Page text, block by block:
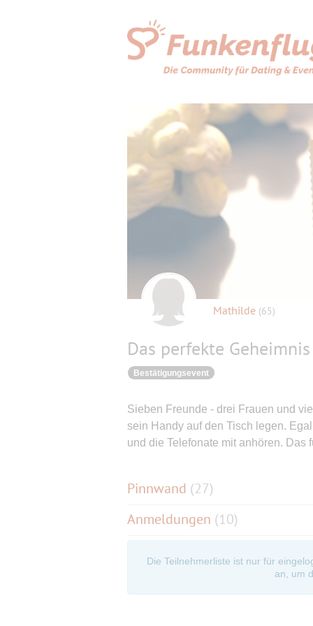
Mathilde (65)
Das perfekte Geheimnis
Bestätigungsevent
Sieben Freunde - drei Frauen und
sein Handy auf den Tisch legen.
und die Telefonate mit anhören. Das
Pinnwand (27)
Anmeldungen (10)
Die Teilnehmerliste ist nur für
an, um